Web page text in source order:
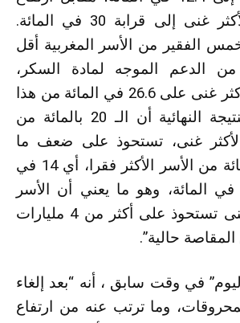
حصة الخمس الأكثر غنى إلى قرابة 30 في المائة.
الفقير من الأسر المغربية أقل
من الدعم الموجه لمادة السكر،
تستحوذ الأسر الأكثر غنى على 26.6 في المائة من هذا
الدعم. لتكون النتيجة النهائية أن الـ 20 بالمائة من
الأكثر غنى، تستحوذ على ضعف ما
يصل إلى 20 بالمائة من الأسر الأكثر فقرا، أي 14 في
المائة مقابل 28 في المائة، وهو ما يعني أن الأسر
المغربية الأكثر غنى تستحوذ على أكثر من 4 مليارات
حالية”.
في وقت سابق ، أنه “بعد إلغاء
وما ترتب عنه من ارتفاع